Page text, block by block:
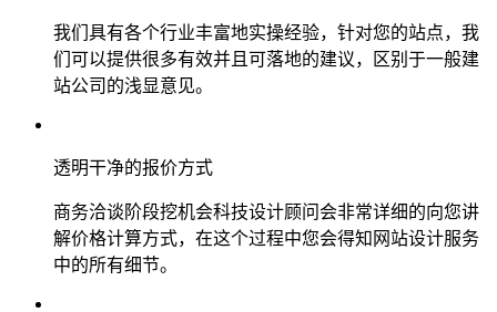
我们具有各个行业丰富地实操经验，针对您的站点，我
们可以提供很多有效并且可落地的建议，区别于一般建
站公司的浅显意见。
透明干净的报价方式
商务洽谈阶段挖机会科技设计顾问会非常详细的向您讲
解价格计算方式，在这个过程中您会得知网站设计服务
中的所有细节。